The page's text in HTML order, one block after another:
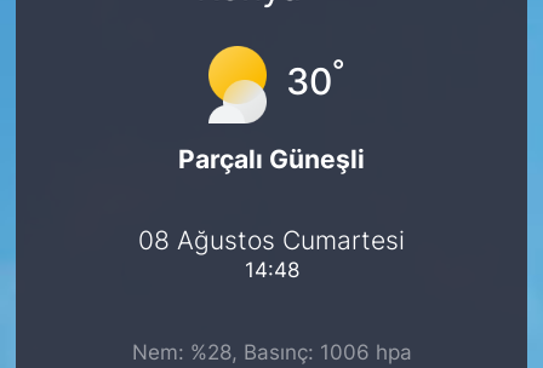
30°
Parçalı Güneşli
08 Ağustos Cumartesi
14:48
Nem: %28, Basınç: 1006 hpa